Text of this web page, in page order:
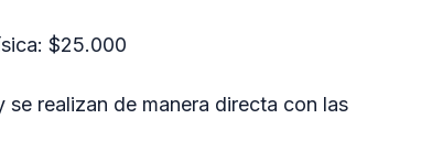
$25.000
realizan de manera directa con las